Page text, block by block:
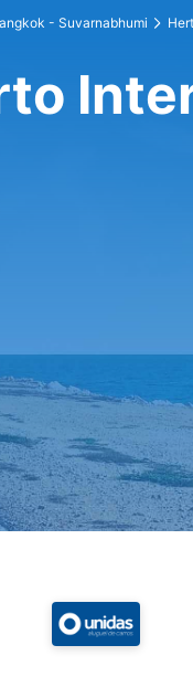
- Suvarnabhumi